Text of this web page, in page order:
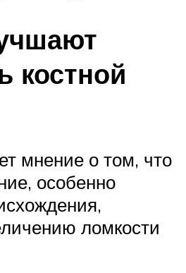
костной
мнение о том, что
особенно
ломкости